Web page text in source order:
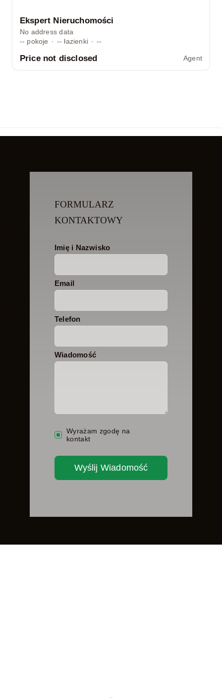
Ekspert Nieruchomości
No address data
-- pokoje · -- łazienki · --
Price not disclosed Agent
FORMULARZ
KONTAKTOWY
Imię i Nazwisko
Email
Telefon
Wiadomość
Wyrażam zgodę na
kontakt
Wyślij Wiadomość